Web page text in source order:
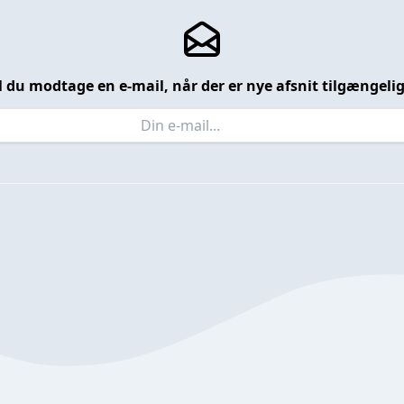
du modtage en e-mail, når der er nye afsnit